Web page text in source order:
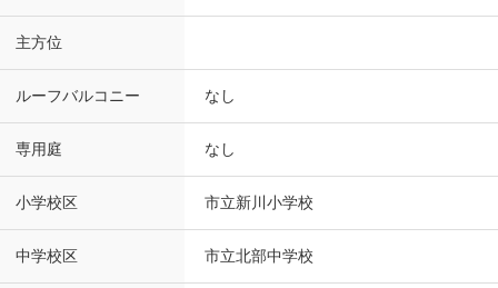
主方位
ルーフバルコニー なし
専用庭 なし
小学校区 市立新川小学校
中学校区 市立北部中学校